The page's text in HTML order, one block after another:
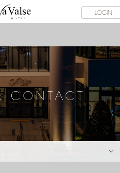
LOGIN
& CONTACT HOTEL GUIDE
CONTACT